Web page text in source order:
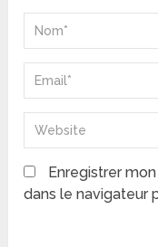
Enregistrer
dans le navigateur